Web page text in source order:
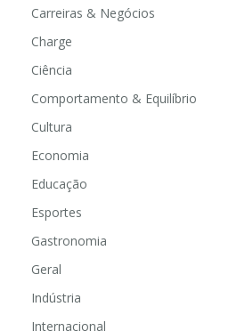
Carreiras & Negócios
Charge
Ciência
Comportamento & Equilíbrio
Cultura
Economia
Educação
Esportes
Gastronomia
Geral
Indústria
Internacional